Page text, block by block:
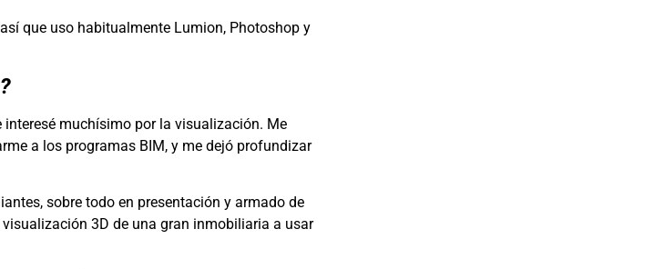
que uso habitualmente Lumion, Photoshop y
muchísimo por la visualización. Me
a los programas BIM, y me dejó profundizar
sobre todo en presentación y armado de
3D de una gran inmobiliaria a usar